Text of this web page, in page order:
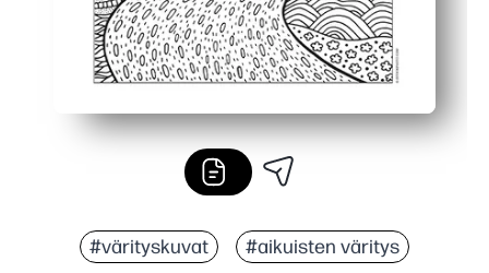
#värityskuvat #aikuisten väritys